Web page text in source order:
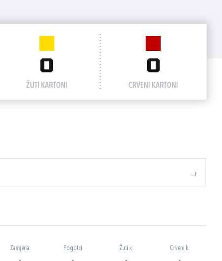
0
ŽUTI KARTONI
0
CRVENI KARTONI
Zamjena Pogotci Žuti k. Crveni k.